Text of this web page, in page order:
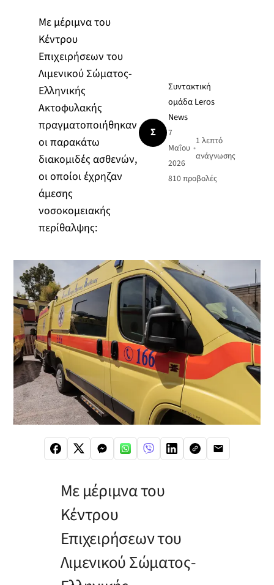
Με μέριμνα του
Κέντρου
Επιχειρήσεων του
Λιμενικού Σώματος-
Ελληνικής
Ακτοφυλακής
πραγματοποιήθηκαν
οι παρακάτω
διακομιδές ασθενών,
οι οποίοι έχρηζαν
άμεσης
νοσοκομειακής
περίθαλψης:
Σ
Συντακτική
ομάδα Leros
News
7
Μαΐου
2026
•
1 λεπτό
ανάγνωσης
810προβολές
Με μέριμνα του
Κέντρου
Επιχειρήσεων του
Λιμενικού Σώματος-